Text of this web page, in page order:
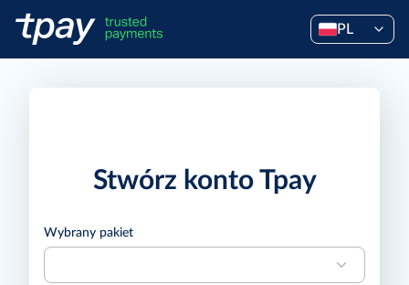
PL
Stwórz konto Tpay
Wybrany pakiet